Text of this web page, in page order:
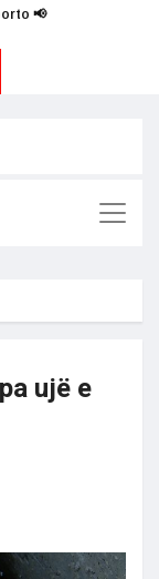
📢
ujë e